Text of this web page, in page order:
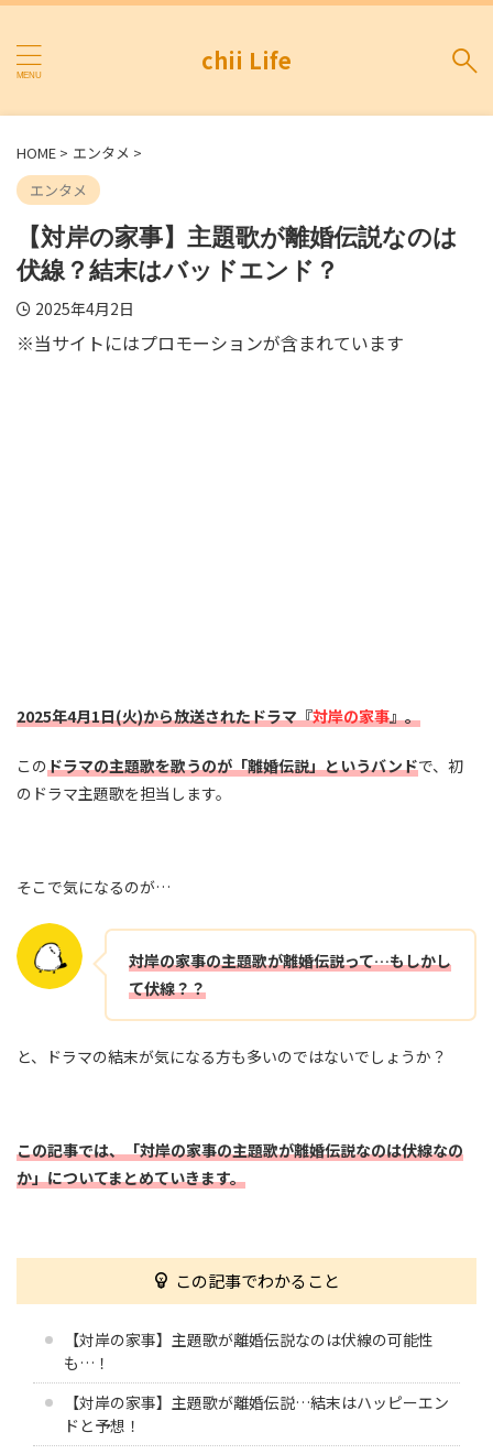
chii Life
HOME > エンタメ >
エンタメ
【対岸の家事】主題歌が離婚伝説なのは
伏線？結末はバッドエンド？
2025年4月2日
※当サイトにはプロモーションが含まれています
2025年4月1日(火)から放送されたドラマ『対岸の家事』。
このドラマの主題歌を歌うのが「離婚伝説」というバンドで、初
のドラマ主題歌を担当します。
そこで気になるのが…
対岸の家事の主題歌が離婚伝説って…もしかし
て伏線？？
と、ドラマの結末が気になる方も多いのではないでしょうか？
この記事では、「対岸の家事の主題歌が離婚伝説なのは伏線なの
か」についてまとめていきます。
この記事でわかること
【対岸の家事】主題歌が離婚伝説なのは伏線の可能性
も…！
【対岸の家事】主題歌が離婚伝説…結末はハッピーエン
ドと予想！